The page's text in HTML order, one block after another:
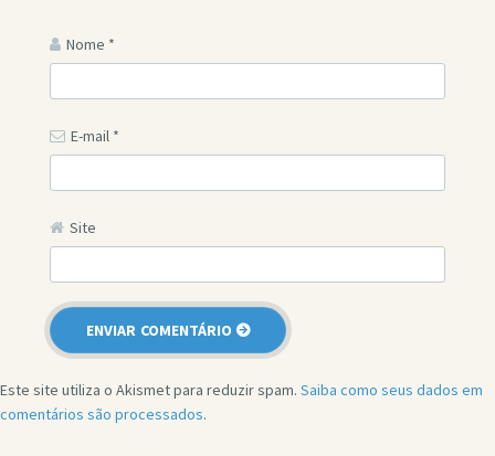
Nome *
E-mail *
Site
Este site utiliza o Akismet para reduzir spam. Saiba como seus dados em
comentários são processados.